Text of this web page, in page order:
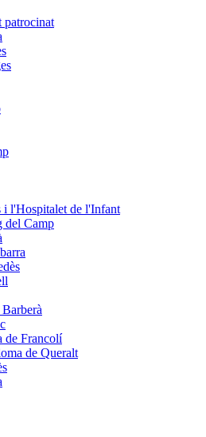
patrocinat
i l'Hospitalet de l'Infant
del Camp
de Francolí
de Queralt